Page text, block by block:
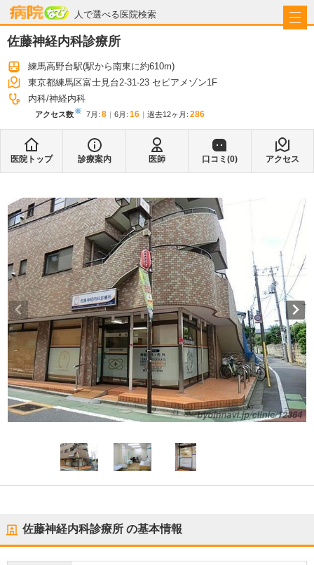
人で選べる医院検索
病院なび
佐藤神経内科診療所
練馬高野台駅(駅から南東に約610m)
東京都練馬区富士見台2-31-23 セピアメゾン1F
内科 神経内科
アクセス数※ 7月 : 8 6月 : 16 過去12ヶ月: 286
医院トップ 診療案内 医師 口コミ(0) アクセス
佐藤神経内科診療所 の基本情報